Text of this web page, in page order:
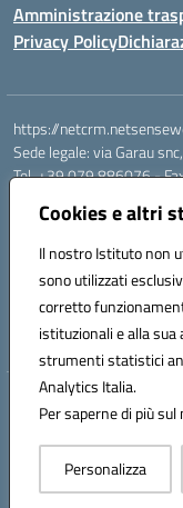
Cookies e altri
Il nostro Istituto non
sono utilizzati
corretto
istituzionali e alla
strumenti statistici
Analytics Italia.
Per saperne di più
Personalizza
Amministrazione
Privacy Policy
https://
Sede legale: via Garau
Tel. +39 079 886076 -
Cod.Mecc.
IBAN Banco di
Codice IBAN
TU0000032417
Codice univoco: UFEHBU
Hosting